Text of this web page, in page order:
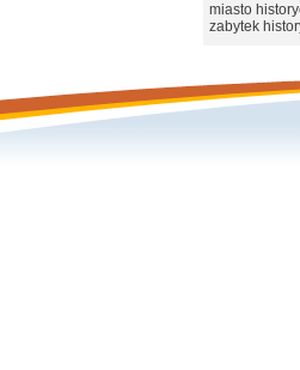
miasto
zabytek